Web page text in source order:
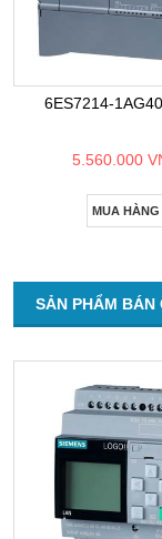
6ES7214-
5.560.000
MUA HÀNG
SẢN PHẨM BÁN